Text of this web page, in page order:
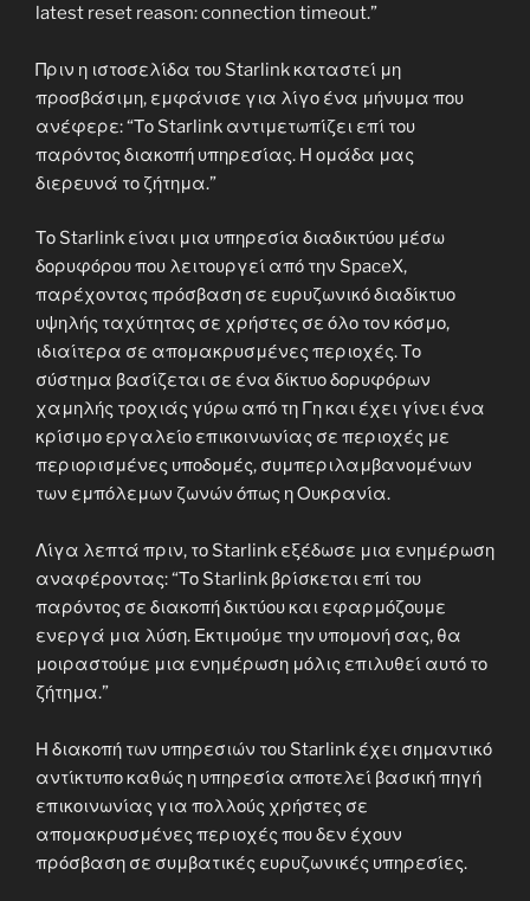
latest reset reason: connection timeout.”
Πριν η ιστοσελίδα του Starlink καταστεί μη
προσβάσιμη, εμφάνισε για λίγο ένα μήνυμα που
ανέφερε: “Το Starlink αντιμετωπίζει επί του
παρόντος διακοπή υπηρεσίας. Η ομάδα μας
διερευνά το ζήτημα.”
Το Starlink είναι μια υπηρεσία διαδικτύου μέσω
δορυφόρου που λειτουργεί από την SpaceX,
παρέχοντας πρόσβαση σε ευρυζωνικό διαδίκτυο
υψηλής ταχύτητας σε χρήστες σε όλο τον κόσμο,
ιδιαίτερα σε απομακρυσμένες περιοχές. Το
σύστημα βασίζεται σε ένα δίκτυο δορυφόρων
χαμηλής τροχιάς γύρω από τη Γη και έχει γίνει ένα
κρίσιμο εργαλείο επικοινωνίας σε περιοχές με
περιορισμένες υποδομές, συμπεριλαμβανομένων
των εμπόλεμων ζωνών όπως η Ουκρανία.
Λίγα λεπτά πριν, το Starlink εξέδωσε μια ενημέρωση
αναφέροντας: “Το Starlink βρίσκεται επί του
παρόντος σε διακοπή δικτύου και εφαρμόζουμε
ενεργά μια λύση. Εκτιμούμε την υπομονή σας, θα
μοιραστούμε μια ενημέρωση μόλις επιλυθεί αυτό το
ζήτημα.”
Η διακοπή των υπηρεσιών του Starlink έχει σημαντικό
αντίκτυπο καθώς η υπηρεσία αποτελεί βασική πηγή
επικοινωνίας για πολλούς χρήστες σε
απομακρυσμένες περιοχές που δεν έχουν
πρόσβαση σε συμβατικές ευρυζωνικές υπηρεσίες.